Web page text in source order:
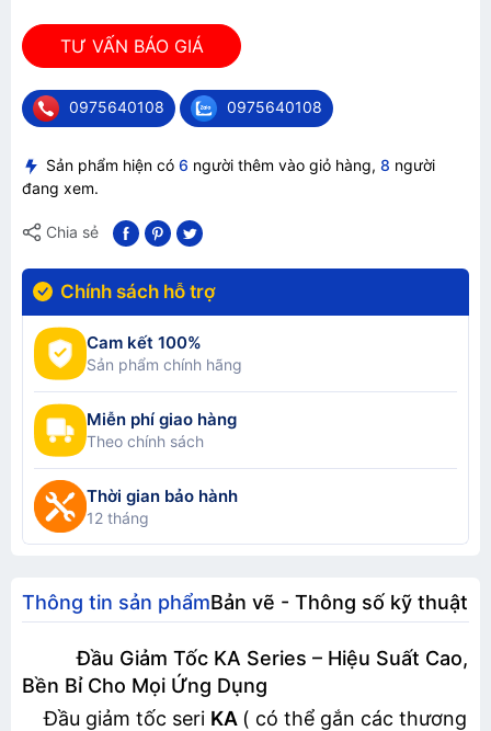
TƯ VẤN BÁO GIÁ
0975640108 0975640108
Sản phẩm hiện có 6 người thêm vào giỏ hàng, 8 người
đang xem.
Chia sẻ
Chính sách hỗ trợ
Cam kết 100%
Sản phẩm chính hãng
Miễn phí giao hàng
Theo chính sách
Thời gian bảo hành
12 tháng
Thông tin sản phẩmBản vẽ - Thông số kỹ thuật
Đầu Giảm Tốc KA Series – Hiệu Suất Cao,
Bền Bỉ Cho Mọi Ứng Dụng
Đầu giảm tốc seri KA ( có thể gắn các thương